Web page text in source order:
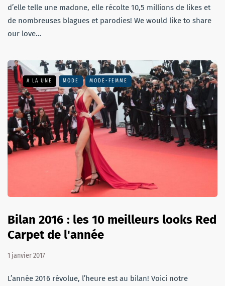
d’elle telle une madone, elle récolte 10,5 millions de likes et
de nombreuses blagues et parodies! We would like to share
our love…
A LA UNE MODE MODE-FEMME
Bilan 2016 : les 10 meilleurs looks Red
Carpet de l'année
1 janvier 2017
L’année 2016 révolue, l’heure est au bilan! Voici notre